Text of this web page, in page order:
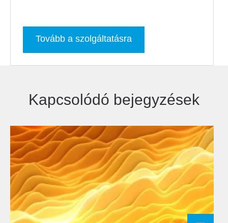
Tovább a szolgáltatásra
Kapcsolódó bejegyzések